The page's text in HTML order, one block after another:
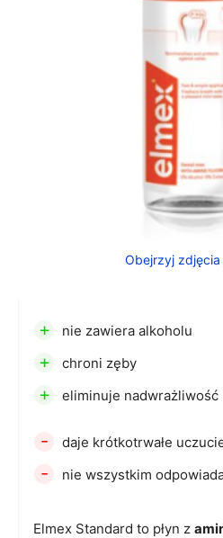
Obejrzyj
Elmex Standard to płyn z
+ nie zawiera alkoholu
+ chroni zęby
+ eliminuje nadwrażliwość
- daje krótkotrwałe
- nie wszystkim